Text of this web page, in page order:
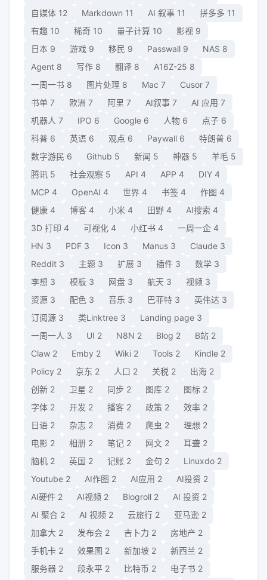
自媒体 12 Markdown 11 AI 叙事 11 拼多多 11
有趣 10 稀奇 10 量子计算 10 影视 9
日本 9 游戏 9 移民 9 Passwall 9 NAS 8
Agent 8 写作 8 翻译 8 A16Z-25 8
一周一书 8 图片处理 8 Mac 7 Cusor 7
书单 7 欧洲 7 阿里 7 AI叙事 7 AI 应用 7
机器人 7 IPO 6 Google 6 人物 6 点子 6
科普 6 英语 6 观点 6 Paywall 6 特朗普 6
数字游民 6 Github 5 新闻 5 神器 5 羊毛 5
腾讯 5 社会观察 5 API 4 APP 4 DIY 4
MCP 4 OpenAI 4 世界 4 书签 4 作图 4
健康 4 博客 4 小米 4 田野 4 AI搜索 4
3D 打印 4 可视化 4 小红书 4 一周一企 4
HN 3 PDF 3 Icon 3 Manus 3 Claude 3
Reddit 3 主题 3 扩展 3 插件 3 数学 3
李想 3 模板 3 网盘 3 航天 3 视频 3
资源 3 配色 3 音乐 3 巴菲特 3 英伟达 3
订阅源 3 类Linktree 3 Landing page 3
一周一人 3 UI 2 N8N 2 Blog 2 B站 2
Claw 2 Emby 2 Wiki 2 Tools 2 Kindle 2
Policy 2 京东 2 人口 2 关税 2 出海 2
创新 2 卫星 2 同步 2 图库 2 图标 2
字体 2 开发 2 播客 2 政策 2 效率 2
日语 2 杂志 2 消费 2 爬虫 2 理想 2
电影 2 相册 2 笔记 2 网文 2 耳聋 2
脑机 2 英国 2 记账 2 金句 2 Linuxdo 2
Youtube 2 AI作图 2 AI应用 2 AI投资 2
AI硬件 2 AI视频 2 Blogroll 2 AI 投资 2
AI 聚合 2 AI 视频 2 云旅行 2 亚马逊 2
加拿大 2 发布会 2 吉卜力 2 房地产 2
手机卡 2 效果图 2 新加坡 2 新西兰 2
服务器 2 段永平 2 比特币 2 电子书 2